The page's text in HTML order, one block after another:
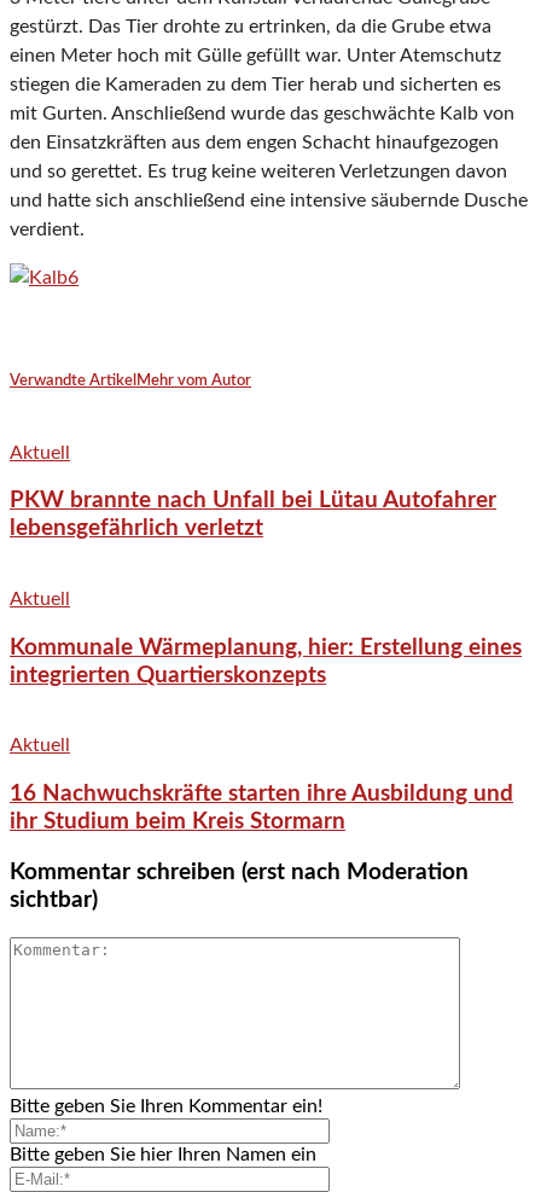
gestürzt. Das Tier drohte zu ertrinken, da die Grube etwa
einen Meter hoch mit Gülle gefüllt war. Unter Atemschutz
stiegen die Kameraden zu dem Tier herab und sicherten es
mit Gurten. Anschließend wurde das geschwächte Kalb von
den Einsatzkräften aus dem engen Schacht hinaufgezogen
und so gerettet. Es trug keine weiteren Verletzungen davon
und hatte sich anschließend eine intensive säubernde Dusche
verdient.
Verwandte Artikel Mehr vom Autor
Aktuell
PKW brannte nach Unfall bei Lütau Autofahrer
lebensgefährlich verletzt
Aktuell
Kommunale Wärmeplanung, hier: Erstellung eines
integrierten Quartierskonzepts
Aktuell
16 Nachwuchskräfte starten ihre Ausbildung und
ihr Studium beim Kreis Stormarn
Kommentar schreiben (erst nach Moderation
sichtbar)
Bitte geben Sie Ihren Kommentar ein!
Bitte geben Sie hier Ihren Namen ein